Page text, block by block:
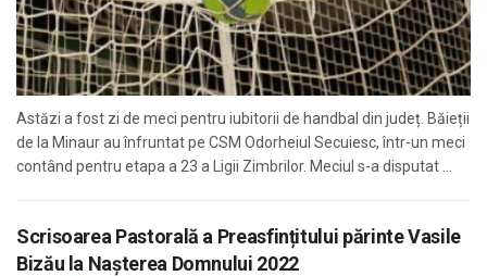
Astăzi a fost zi de meci pentru iubitorii de handbal din județ. Băieții
de la Minaur au înfruntat pe CSM Odorheiul Secuiesc, într-un meci
contând pentru etapa a 23 a Ligii Zimbrilor. Meciul s-a disputat ...
Scrisoarea Pastorală a Preasfințitului părinte Vasile
Bizău la Naşterea Domnului 2022